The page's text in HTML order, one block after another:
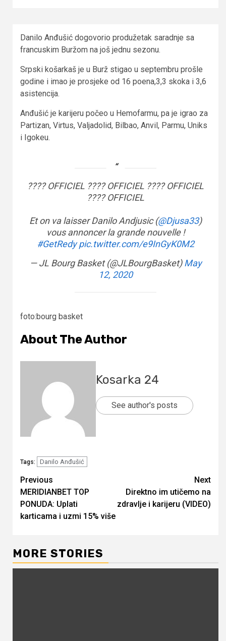
Danilo Anđušić dogovorio produžetak saradnje sa
francuskim Buržom na još jednu sezonu.
Srpski košarkaš je u Burž stigao u septembru prošle
godine i imao je prosjeke od 16 poena,3,3 skoka i 3,6
asistencija.
Anđušić je karijeru počeo u Hemofarmu, pa je igrao za
Partizan, Virtus, Valjadolid, Bilbao, Anvil, Parmu, Uniks
i Igokeu.
???? OFFICIEL ???? OFFICIEL ???? OFFICIEL
???? OFFICIEL
Et on va laisser Danilo Andjusic (@Djusa33)
vous annoncer la grande nouvelle !
#GetRedy pic.twitter.com/e9InGyK0M2
— JL Bourg Basket (@JLBourgBasket)May
12, 2020
foto:bourg basket
About The Author
Kosarka 24
See author's posts
Tags: Danilo Anđušić
Continue
Reading
Previous
MERIDIANBET TOP
PONUDA: Uplati
karticama i uzmi 15% više
Next
Direktno im utičemo na
zdravlje i karijeru (VIDEO)
MORE STORIES